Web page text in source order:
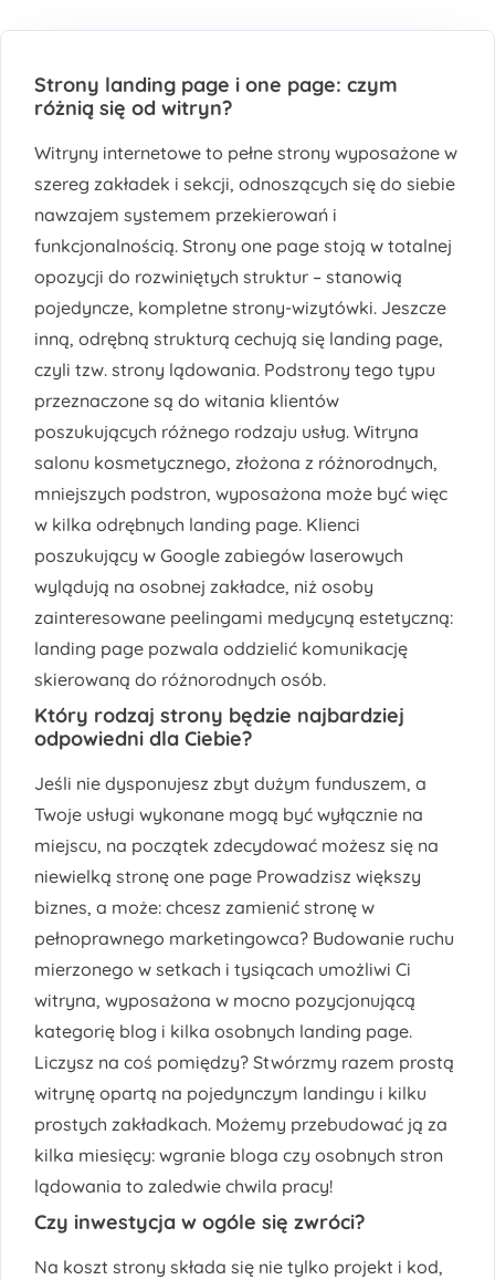
Strony landing page i one page: czym
różnią się od witryn?
Witryny internetowe to pełne strony wyposażone w
szereg zakładek i sekcji, odnoszących się do siebie
nawzajem systemem przekierowań i
funkcjonalnością. Strony one page stoją w totalnej
opozycji do rozwiniętych struktur – stanowią
pojedyncze, kompletne strony-wizytówki. Jeszcze
inną, odrębną strukturą cechują się landing page,
czyli tzw. strony lądowania. Podstrony tego typu
przeznaczone są do witania klientów
poszukujących różnego rodzaju usług. Witryna
salonu kosmetycznego, złożona z różnorodnych,
mniejszych podstron, wyposażona może być więc
w kilka odrębnych landing page. Klienci
poszukujący w Google zabiegów laserowych
wylądują na osobnej zakładce, niż osoby
zainteresowane peelingami medycyną estetyczną:
landing page pozwala oddzielić komunikację
skierowaną do różnorodnych osób.
Który rodzaj strony będzie najbardziej
odpowiedni dla Ciebie?
Jeśli nie dysponujesz zbyt dużym funduszem, a
Twoje usługi wykonane mogą być wyłącznie na
miejscu, na początek zdecydować możesz się na
niewielką stronę one page Prowadzisz większy
biznes, a może: chcesz zamienić stronę w
pełnoprawnego marketingowca? Budowanie ruchu
mierzonego w setkach i tysiącach umożliwi Ci
witryna, wyposażona w mocno pozycjonującą
kategorię blog i kilka osobnych landing page.
Liczysz na coś pomiędzy? Stwórzmy razem prostą
witrynę opartą na pojedynczym landingu i kilku
prostych zakładkach. Możemy przebudować ją za
kilka miesięcy: wgranie bloga czy osobnych stron
lądowania to zaledwie chwila pracy!
Czy inwestycja w ogóle się zwróci?
Na koszt strony składa się nie tylko projekt i kod,